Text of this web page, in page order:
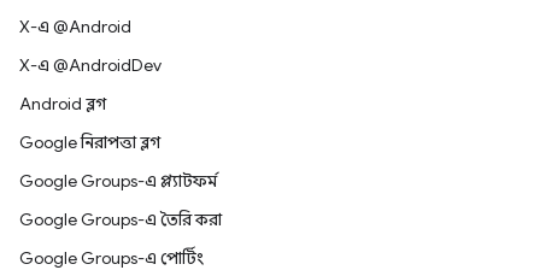
X-এ @Android
X-এ @AndroidDev
Android ব্লগ
Google নিরাপত্তা ব্লগ
Google Groups-এ প্ল্যাটফর্ম
Google Groups-এ তৈরি করা
Google Groups-এ পোর্টিং